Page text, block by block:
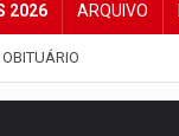
2026 ARQUIVO
OBITUÁRIO